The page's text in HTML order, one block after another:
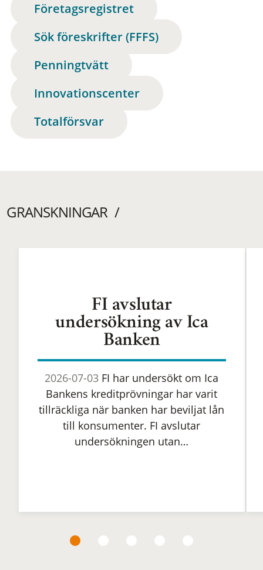
Företagsregistret
Sök föreskrifter (FFFS)
Penningtvätt
Innovationscenter
Totalförsvar
GRANSKNINGAR
FI avslutar
undersökning av Ica
Banken
2026-07-03 FI har undersökt om Ica
Bankens kreditprövningar har varit
tillräckliga när banken har beviljat lån
till konsumenter. FI avslutar
undersökningen utan…